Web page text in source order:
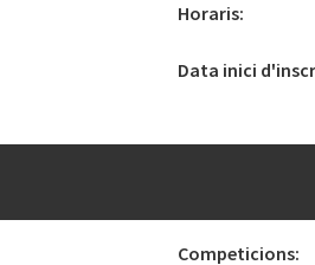
Horaris:
Data inici
Competicions: